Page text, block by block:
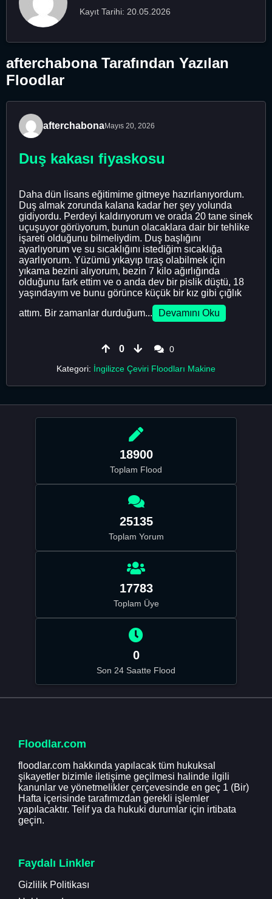
Kayıt Tarihi: 20.05.2026
afterchabona Tarafından Yazılan
Floodlar
afterchabonaMayıs 20, 2026
Duş kakası fiyaskosu
Daha dün lisans eğitimime gitmeye hazırlanıyordum.
Duş almak zorunda kalana kadar her şey yolunda
gidiyordu. Perdeyi kaldırıyorum ve orada 20 tane sinek
uçuşuyor görüyorum, bunun olacaklara dair bir tehlike
işareti olduğunu bilmeliydim. Duş başlığını
ayarlıyorum ve su sıcaklığını istediğim sıcaklığa
ayarlıyorum. Yüzümü yıkayıp tıraş olabilmek için
yıkama bezini alıyorum, bezin 7 kilo ağırlığında
olduğunu fark ettim ve o anda dev bir pislik düştü, 18
yaşındayım ve bunu görünce küçük bir kız gibi çığlık
attım. Bir zamanlar durduğum...
Devamını Oku
0
0
Kategori: İngilizce Çeviri Floodları Makine
18900
Toplam Flood
25135
Toplam Yorum
17783
Toplam Üye
0
Son 24 Saatte Flood
Floodlar.com
floodlar.com hakkında yapılacak tüm hukuksal
şikayetler bizimle iletişime geçilmesi halinde ilgili
kanunlar ve yönetmelikler çerçevesinde en geç 1 (Bir)
Hafta içerisinde tarafımızdan gerekli işlemler
yapılacaktır. Telif ya da hukuki durumlar için irtibata
geçin.
Faydalı Linkler
Gizlilik Politikası